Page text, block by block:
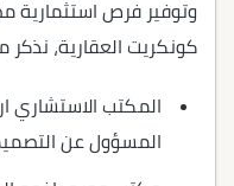
وتوفير فرص استثمارية
كونكريت العقارية، نذكر
المكتب الاستشاري
المسؤول عن